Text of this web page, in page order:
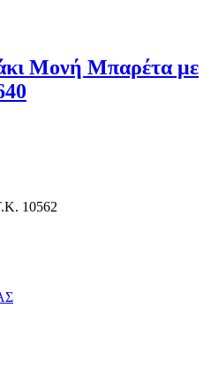
Μονή Μπαρέτα με
10562